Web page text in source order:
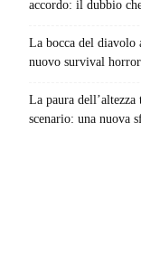
accordo: il dubbio
La bocca del diavolo
nuovo survival
La paura
scenario: una nuova